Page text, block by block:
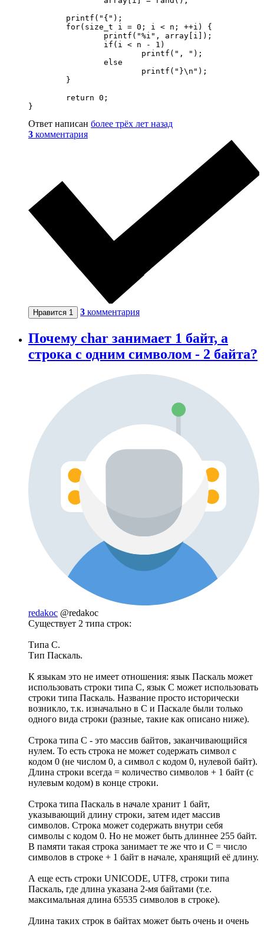
}
Ответ написан более трёх лет назад
3 комментария
Нравится 1 3 комментария
Почему char занимает 1 байт, а
строка с одним символом - 2 байта?
redakoc @redakoc
Существует 2 типа строк:
Типа С.
Тип Паскаль.
К языкам это не имеет отношения: язык Паскаль может
использовать строки типа С, язык С может использовать
строки типа Паскаль. Название просто исторически
возникло, т.к. изначально в С и Паскале были только
одного вида строки (разные, такие как описано ниже).
Строка типа С - это массив байтов, заканчивающийся
нулем. То есть строка не может содержать символ с
кодом 0 (не числом 0, а символ с кодом 0, нулевой байт).
Длина строки всегда = количество символов + 1 байт (с
нулевым кодом) в конце строки.
Строка типа Паскаль в начале хранит 1 байт,
указывающий длину строки, затем идет массив
символов. Строка может содержать внутри себя
символы с кодом 0. Но не может быть длиннее 255 байт.
В памяти такая строка занимает те же что и С = число
символов в строке + 1 байт в начале, хранящий её длину.
А еще есть строки UNICODE, UTF8, строки типа
Паскаль, где длина указана 2-мя байтами (т.е.
максимальная длина 65535 символов в строке).
Длина таких строк в байтах может быть очень и очень